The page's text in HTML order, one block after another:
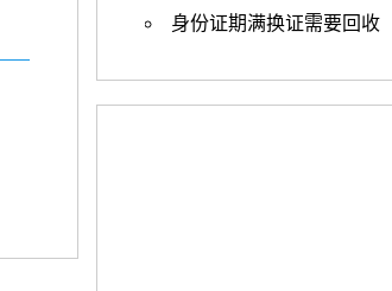
身份证期满换证需要回收